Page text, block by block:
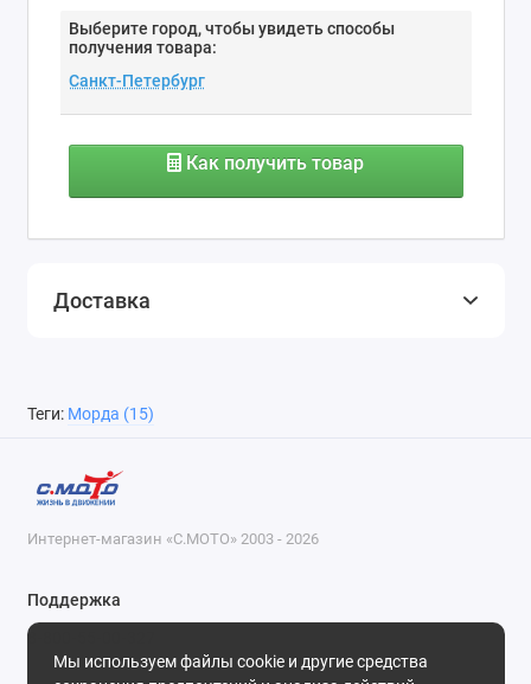
Выберите город, чтобы увидеть способы
получения товара:
Как получить товар
Доставка
Теги: Морда (15)
Мы используем файлы cookie и другие средства
Интернет-магазин «С.МОТО» 2003 - 2026
Поддержка
8-800-55-00-327
Будни, с 09-30 до 18-30